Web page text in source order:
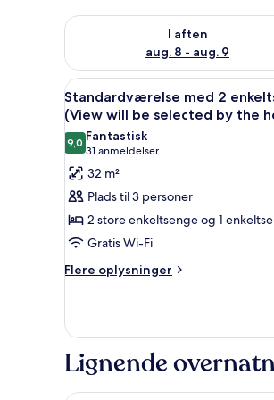
I aften
aug. 8 - aug. 9
Tjek tilgængelighed for i aften
Indlæs
alle
billeder
af
Standardværelse
med
2
enkeltsenge
ikke-
will
be
selected
by
Et
6
Standardværelse med 2
(View will be selected by the
9,09,0 ud af 10
Fantastisk
31 anmeldelser
(31
anmeldelser)
32 m²
Plads til 3 personer
2 store enkeltsenge og 1
Gratis Wi-Fi
Flere oplysninger
Flere
med
enkeltsenge
Lignende